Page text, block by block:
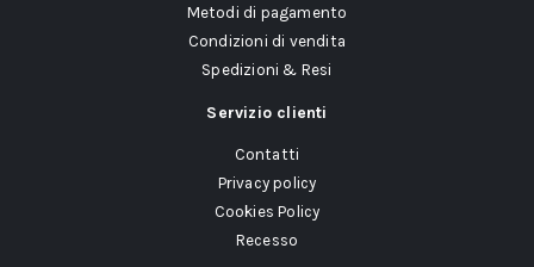
Metodi di pagamento
Condizioni di vendita
Spedizioni & Resi
Servizio clienti
Contatti
Privacy policy
Cookies Policy
Recesso